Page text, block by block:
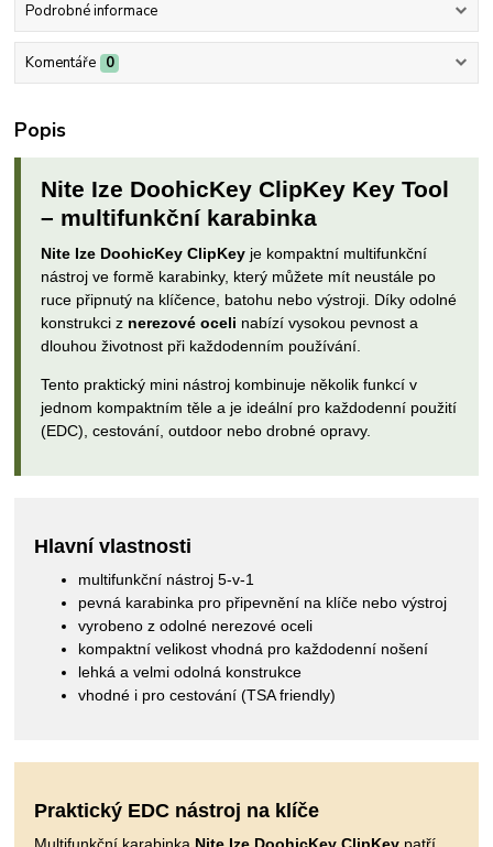
Podrobné informace
Komentáře 0
Popis
Nite Ize DoohicKey ClipKey Key Tool
– multifunkční karabinka
Nite Ize DoohicKey ClipKey je kompaktní multifunkční
nástroj ve formě karabinky, který můžete mít neustále po
ruce připnutý na klíčence, batohu nebo výstroji. Díky odolné
konstrukci z nerezové oceli nabízí vysokou pevnost a
dlouhou životnost při každodenním používání.
Tento praktický mini nástroj kombinuje několik funkcí v
jednom kompaktním těle a je ideální pro každodenní použití
(EDC), cestování, outdoor nebo drobné opravy.
Hlavní vlastnosti
multifunkční nástroj 5-v-1
pevná karabinka pro připevnění na klíče nebo výstroj
vyrobeno z odolné nerezové oceli
kompaktní velikost vhodná pro každodenní nošení
lehká a velmi odolná konstrukce
vhodné i pro cestování (TSA friendly)
Praktický EDC nástroj na klíče